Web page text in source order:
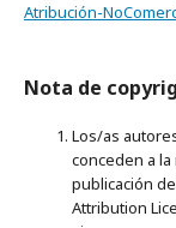
Atribución-
Nota de
Los/as
conceden a
publicación
Attribution